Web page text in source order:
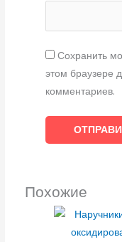
Сохранить
этом браузере
комментариев.
Похожие